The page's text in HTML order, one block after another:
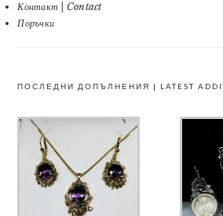
Контакт | Contact
Поръчки
ПОСЛЕДНИ ДОПЪЛНЕНИЯ | LATEST